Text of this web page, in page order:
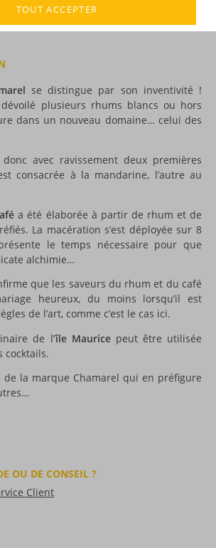
se distingue par son inventivité !
plusieurs rhums blancs ou hors
dans un nouveau domaine… celui des
avec ravissement deux premières
consacrée à la mandarine, l’autre au
a été élaborée à partir de rhum et de
La macération s’est déployée sur 8
le temps nécessaire pour que
alchimie…
que les saveurs du rhum et du café
heureux, du moins lorsqu’il est
de l’art, comme c’est le cas ici.
de l’île Mauricepeut être utilisée
cocktails.
de la marque Chamarel qui en préfigure
OU DE CONSEIL ?
Client
TOUT ACCEPTER